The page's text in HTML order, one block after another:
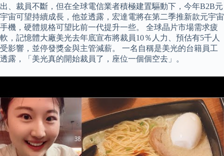
出、裁員不斷，但在全球電信業者積極建置驅動下，今年B2B元
宇宙可望持續成長，他並透露，宏達電將在第二季推新款元宇宙
手機，硬體規格可望比前一代提升一些。 全球晶片市場需求疲
軟，記憶體大廠美光去年底宣布將裁員10％人力、預估有5千人
受影響，並停發獎金與主管減薪。 一名自稱是美光的台籍員工
透露，「美光真的開始裁員了，座位一個個空去」。